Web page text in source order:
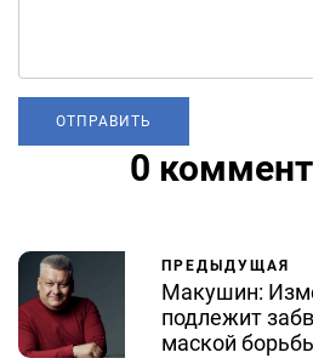
0
ПРЕДЫДУЩАЯ
Макушин:
подлежит
маской